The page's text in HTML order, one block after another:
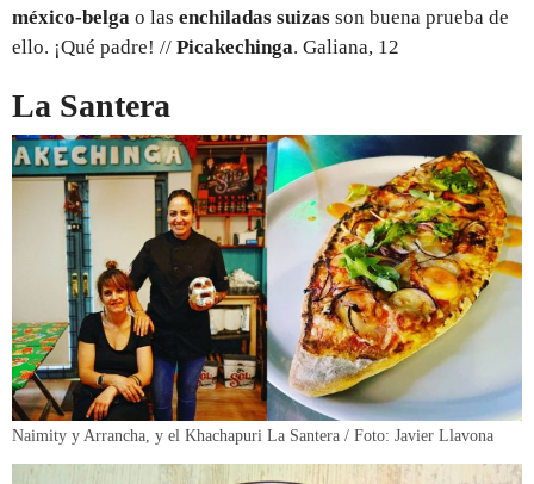
méxico-belga o las enchiladas suizas son buena prueba de
ello. ¡Qué padre! // Picakechinga. Galiana, 12
La Santera
Naimity y Arrancha, y el Khachapuri La Santera / Foto: Javier Llavona